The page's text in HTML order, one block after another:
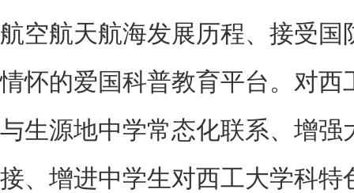
航空航天航海发展历程、接受国
情怀的爱国科普教育平台。对西
与生源地中学常态化联系、增强
接、增进中学生对西工大学科特